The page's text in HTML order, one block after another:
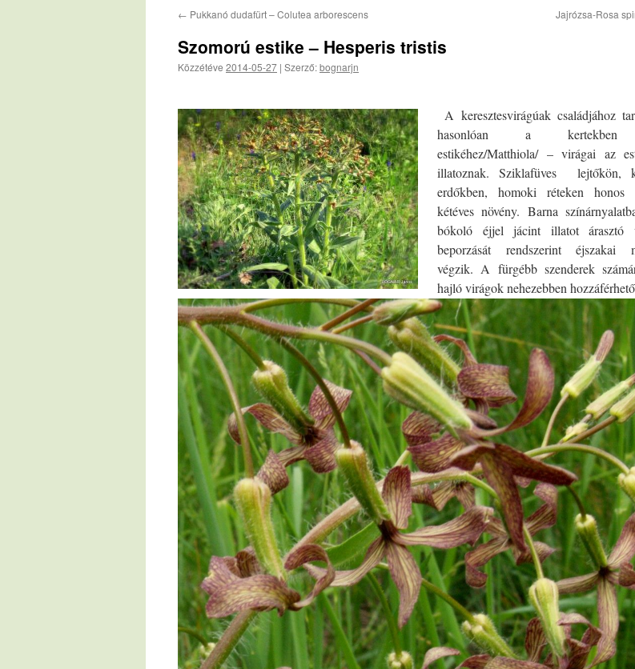
← Pukkanó dudafürt – Colutea arborescens Jajrózsa-Rosa
Szomorú estike – Hesperis tristis
Közzétéve 2014-05-27 | Szerző:bognarjn
A keresztesvirágúak családjához
hasonlóan a kertekben
estikéhez/Matthiola/ – virágai az
illatoznak. Sziklafüves
lejtőkön,
erdőkben, homoki réteken honos
kétéves növény. Barna
bókoló éjjel jácint illatot árasztó
beporzását rendszerint éjszakai
végzik. A fürgébb szenderek
hajló virágok nehezebben